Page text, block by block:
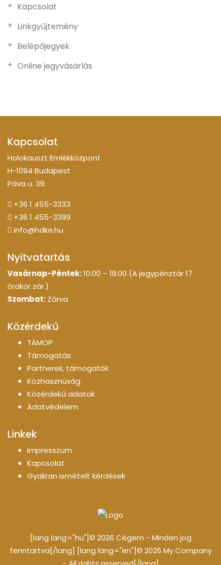
Kapcsolat
Linkgyűjtemény
Belépőjegyek
Online jegyvásárlás
Kapcsolat
Holokauszt Emlékközpont
H-1094 Budapest
Páva u. 39.
+36 1 455-3333
+36 1 455-3399
info@hdke.hu
Nyitvatartás
Vasárnap-Péntek:10:00 – 18:00 (A jegypénztár 17
órakor zár.)
Szombat: Zárva
Közérdekű
TÁMOP
Támogatás
Partnerek, támogatók
Közhasznúság
Közérdekű adatok
Adatvédelem
Linkek
Impresszum
Kapcsolat
Gyakran ismételt kérdések
[lang lang="hu"]© 2026 Cégem - Minden jog
fenntartva[/lang] [lang lang="en"]© 2026 My Company